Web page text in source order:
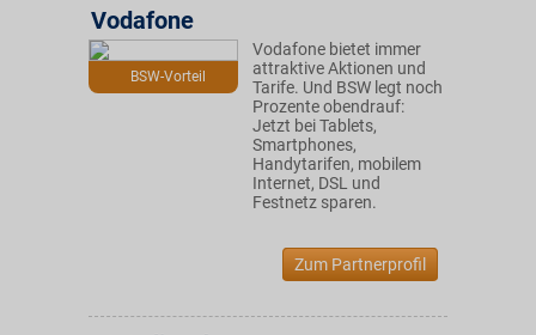
BSW-Vorteil
Vodafone
Vodafone bietet immer
attraktive Aktionen und
Tarife. Und BSW legt noch
Prozente obendrauf:
Jetzt bei Tablets,
Smartphones,
Handytarifen, mobilem
Internet, DSL und
Festnetz sparen.
Zum Partnerprofil